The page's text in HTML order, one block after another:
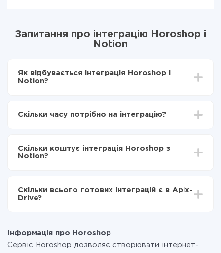
Запитання про інтеграцію Horoshop і
Notion
Як відбувається інтеграція Horoshop і
Notion?
Вибираєте які дані передавати з Horoshop в
Тепер дані будуть автоматично передаватися з
Horoshop в Notion
Скільки часу потрібно на інтеграцію?
становити від 5-ти до 30-хвилин. У середньому
налаштування займає 10-15 хвилин.
Скільки коштує інтеграція Horoshop з
Notion?
Ви оплачуєте лише кількість даних, які за фактом
передаються з однієї вашої системи в іншу через
при необхідності. Детальніше про
Скільки всього готових інтеграцій є в Apix-
Drive?
Інформація про Horoshop
Сервіс Horoshop дозволяє створювати інтернет-